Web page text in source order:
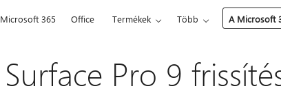
Microsoft 365 Office Termékek Több A Microsoft
Surface Pro 9